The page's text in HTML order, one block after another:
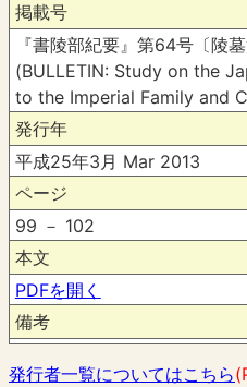
掲載号
『書陵部紀要』第64号〔陵
(BULLETIN: Study on the
to the Imperial Family and
発行年
平成25年3月 Mar 2013
ページ
99 － 102
本文
PDFを開く
備考
発行者一覧についてはこちら